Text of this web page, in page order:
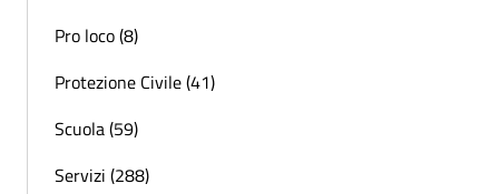
Pro loco (8)
Protezione Civile (41)
Scuola (59)
Servizi (288)